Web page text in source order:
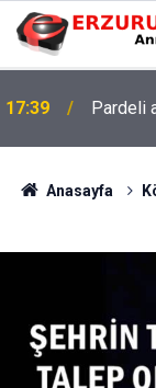
17:39 Pardeli
Anasayfa